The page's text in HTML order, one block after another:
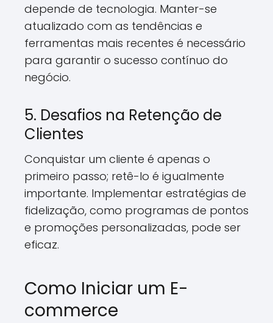
depende de tecnologia. Manter-se
atualizado com as tendências e
ferramentas mais recentes é necessário
para garantir o sucesso contínuo do
negócio.
5. Desafios na Retenção de
Clientes
Conquistar um cliente é apenas o
primeiro passo; retê-lo é igualmente
importante. Implementar estratégias de
fidelização, como programas de pontos
e promoções personalizadas, pode ser
eficaz.
Como Iniciar um E-
commerce